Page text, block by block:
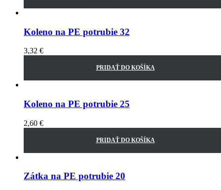
Koleno na PE potrubie 32
3,32 €
PRIDAŤ DO KOŠÍKA
Koleno na PE potrubie 25
2,60 €
PRIDAŤ DO KOŠÍKA
Zátka na PE potrubie 20